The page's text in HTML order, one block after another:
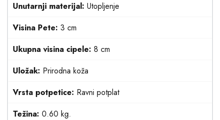
Unutarnji materijal: Utopljenje
Visina Pete: 3 cm
Ukupna visina cipele: 8 cm
Uložak: Prirodna koža
Vrsta potpetice: Ravni potplat
Težina: 0.60 kg.